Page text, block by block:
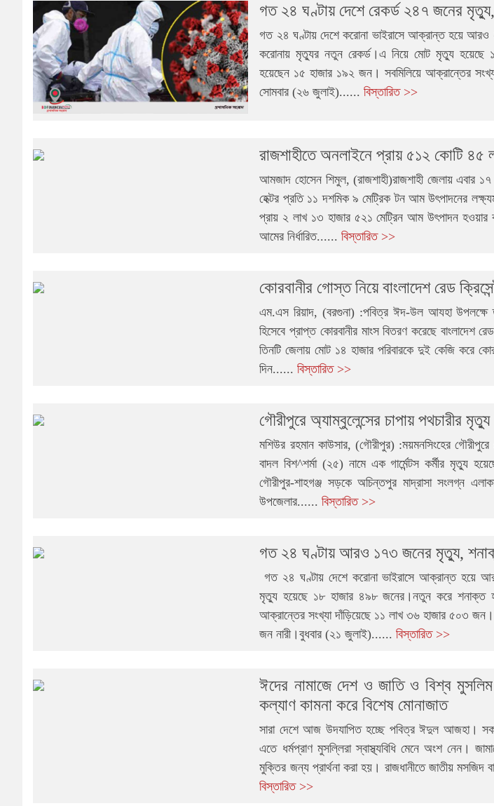
গত ২৪ ঘণ্টায় দেশে রেকর্ড ২৪৭ জনের
গত ২৪ ঘণ্টায় দেশে করোনা ভাইরাসে আক্রান্ত হয়ে
করোনায় মৃত্যুর নতুন রেকর্ড।এ নিয়ে মোট মৃত্যু
হয়েছেন ১৫ হাজার ১৯২ জন। সবমিলিয়ে আক্রান্তের
সোমবার (২৬ জুলাই)......বিস্তারিত >>
রাজশাহীতে অনলাইনে প্রায় ৫১২ কোটি ৪৫
আমজাদ হোসেন শিমুল, (রাজশাহী)রাজশাহী জেলায় এবার
হেক্টর প্রতি ১১ দশমিক ৯ মেট্রিক টন আম উৎপাদনের
প্রায় ২ লাখ ১৩ হাজার ৫২১ মেট্রিন আম উৎপাদন হওয়ার
আমের নির্ধারিত......বিস্তারিত >>
কোরবানীর গোস্ত নিয়ে বাংলাদেশ রেড
এম.এস রিয়াদ, (বরগুনা) :পবিত্র ঈদ-উল আযহা উপলক্ষে
হিসেবে প্রাপ্ত কোরবানীর মাংস বিতরণ করেছে বাংলাদেশ
তিনটি জেলায় মোট ১৪ হাজার পরিবারকে দুই কেজি করে
দিন......বিস্তারিত >>
গৌরীপুরে অ্যাম্বুলেন্সের চাপায় পথচারীর মৃত্যু
মশিউর রহমান কাউসার, (গৌরীপুর) :ময়মনসিংহের গৌরীপুরে
বাদল বিশ^শর্মা (২৫) নামে এক গার্মেন্টস কর্মীর মৃত্যু
গৌরীপুর-শাহগঞ্জ সড়কে অচিন্তপুর মাদ্রাসা সংলগ্ন
উপজেলার......বিস্তারিত >>
গত ২৪ ঘণ্টায় আরও ১৭৩ জনের মৃত্যু,
গত ২৪ ঘণ্টায় দেশে করোনা ভাইরাসে আক্রান্ত হয়ে
মৃত্যু হয়েছে ১৮ হাজার ৪৯৮ জনের।নতুন করে শনাক্ত
আক্রান্তের সংখ্যা দাঁড়িয়েছে ১১ লাখ ৩৬ হাজার
জন নারী।বুধবার (২১ জুলাই)......বিস্তারিত >>
ঈদের নামাজে দেশ ও জাতি ও বিশ্ব
কল্যাণ কামনা করে বিশেষ মোনাজাত
সারা দেশে আজ উদযাপিত হচ্ছে পবিত্র ঈদুল আজহা।
এতে ধর্মপ্রাণ মুসল্লিরা স্বাস্থ্যবিধি মেনে অংশ নেন।
মুক্তির জন্য প্রার্থনা করা হয়। রাজধানীতে জাতীয়
বিস্তারিত >>